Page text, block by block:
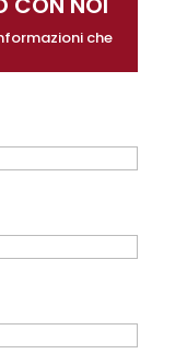
che